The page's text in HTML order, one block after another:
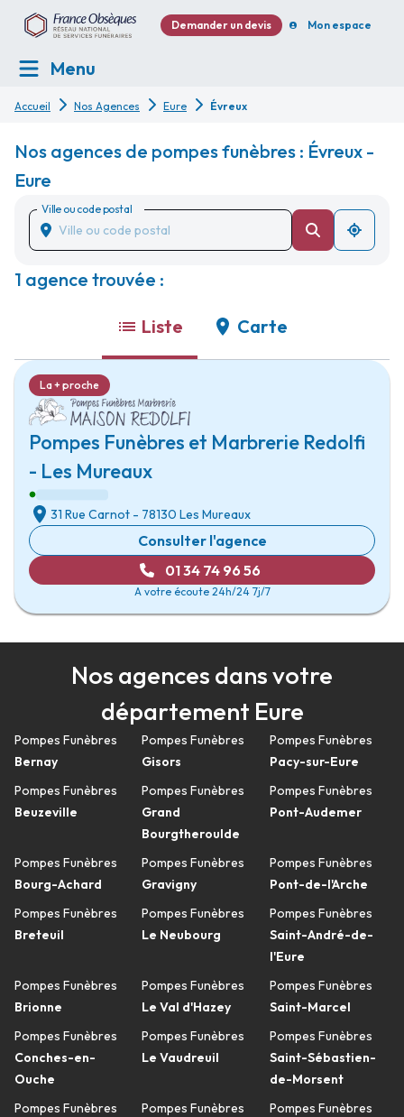
Demander un devis Mon espace
Menu
Accueil Nos Agences Eure Évreux
Nos agences de pompes funèbres : Évreux -
Eure
Ville ou code postal
1 agence trouvée :
Liste Carte
Pompes Funèbres et Marbrerie Redolfi
- Les Mureaux
La + proche
31 Rue Carnot - 78130 Les Mureaux
Consulter l'agence
01 34 74 96 56
A votre écoute 24h/24 7j/7
Nos agences dans votre
département Eure
Pompes Funèbres
Bernay
Pompes Funèbres
Beuzeville
Pompes Funèbres
Bourg-Achard
Pompes Funèbres
Breteuil
Pompes Funèbres
Brionne
Pompes Funèbres
Conches-en-
Ouche
Pompes Funèbres
Pompes Funèbres
Gisors
Pompes Funèbres
Grand
Bourgtheroulde
Pompes Funèbres
Gravigny
Pompes Funèbres
Le Neubourg
Pompes Funèbres
Le Val d'Hazey
Pompes Funèbres
Le Vaudreuil
Pompes Funèbres
Pompes Funèbres
Pacy-sur-Eure
Pompes Funèbres
Pont-Audemer
Pompes Funèbres
Pont-de-l'Arche
Pompes Funèbres
Saint-André-de-
l'Eure
Pompes Funèbres
Saint-Marcel
Pompes Funèbres
Saint-Sébastien-
de-Morsent
Pompes Funèbres